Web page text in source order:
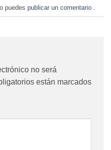
puedes publicar un comentario
no será
están marcados